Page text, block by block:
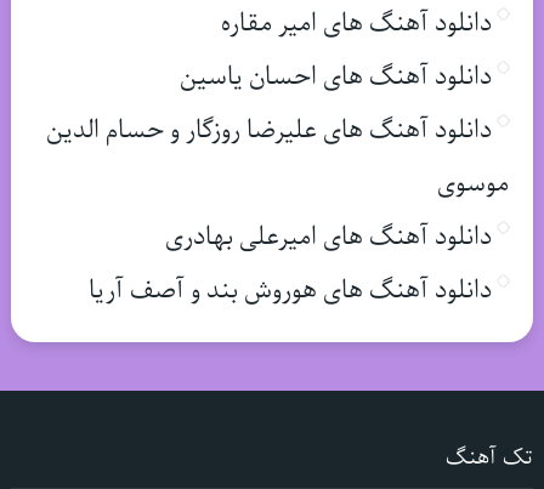
دانلود آهنگ های امیر مقاره
دانلود آهنگ های احسان یاسین
دانلود آهنگ های علیرضا روزگار و حسام الدین
موسوی
دانلود آهنگ های امیرعلی بهادری
دانلود آهنگ های هوروش بند و آصف آریا
تک آهنگ